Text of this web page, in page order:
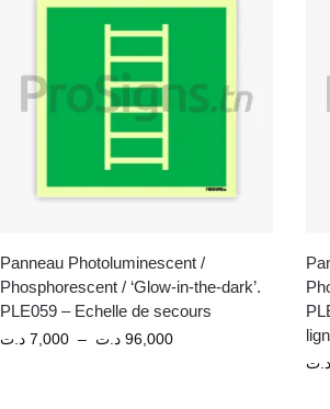
Panneau Photoluminescent /
Phosphorescent / ‘Glow-in-the-dark’.
PLE059 – Echelle de secours
7,000 د.ت – 96,000 د.ت
د.ت